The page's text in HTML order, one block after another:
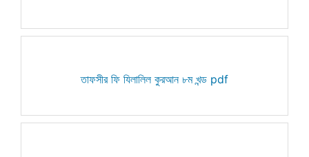
তাফসীর ফি যিলালিল কুরআন ৮ম খন্ড pdf